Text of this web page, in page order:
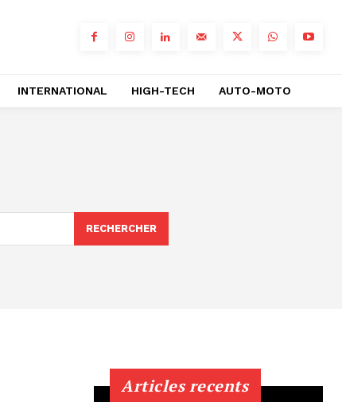
INTERNATIONAL HIGH-TECH AUTO-MOTO
RECHERCHER
Articles recents